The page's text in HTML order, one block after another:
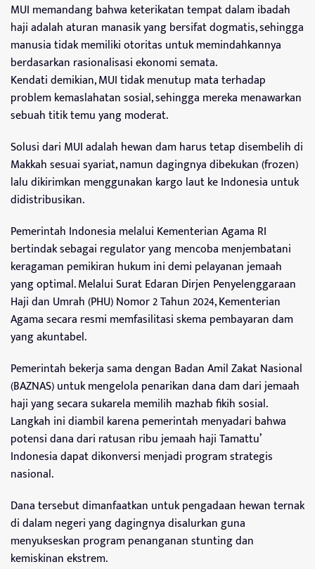
MUI memandang bahwa keterikatan tempat dalam ibadah
haji adalah aturan manasik yang bersifat dogmatis, sehingga
manusia tidak memiliki otoritas untuk memindahkannya
berdasarkan rasionalisasi ekonomi semata.
Kendati demikian, MUI tidak menutup mata terhadap
problem kemaslahatan sosial, sehingga mereka menawarkan
sebuah titik temu yang moderat.
Solusi dari MUI adalah hewan dam harus tetap disembelih di
Makkah sesuai syariat, namun dagingnya dibekukan (frozen)
lalu dikirimkan menggunakan kargo laut ke Indonesia untuk
didistribusikan.
Pemerintah Indonesia melalui Kementerian Agama RI
bertindak sebagai regulator yang mencoba menjembatani
keragaman pemikiran hukum ini demi pelayanan jemaah
yang optimal. Melalui Surat Edaran Dirjen Penyelenggaraan
Haji dan Umrah (PHU) Nomor 2 Tahun 2024, Kementerian
Agama secara resmi memfasilitasi skema pembayaran dam
yang akuntabel.
Pemerintah bekerja sama dengan Badan Amil Zakat Nasional
(BAZNAS) untuk mengelola penarikan dana dam dari jemaah
haji yang secara sukarela memilih mazhab fikih sosial.
Langkah ini diambil karena pemerintah menyadari bahwa
potensi dana dari ratusan ribu jemaah haji Tamattu’
Indonesia dapat dikonversi menjadi program strategis
nasional.
Dana tersebut dimanfaatkan untuk pengadaan hewan ternak
di dalam negeri yang dagingnya disalurkan guna
menyukseskan program penanganan stunting dan
kemiskinan ekstrem.